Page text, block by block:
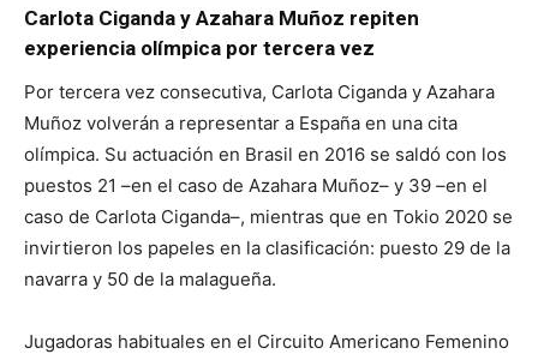
Carlota Ciganda y Azahara Muñoz repiten
experiencia olímpica por tercera vez
Por tercera vez consecutiva, Carlota Ciganda y Azahara
Muñoz volverán a representar a España en una cita
olímpica. Su actuación en Brasil en 2016 se saldó con los
puestos 21 –en el caso de Azahara Muñoz– y 39 –en el
caso de Carlota Ciganda–, mientras que en Tokio 2020 se
invirtieron los papeles en la clasificación: puesto 29 de la
navarra y 50 de la malagueña.
Jugadoras habituales en el Circuito Americano Femenino